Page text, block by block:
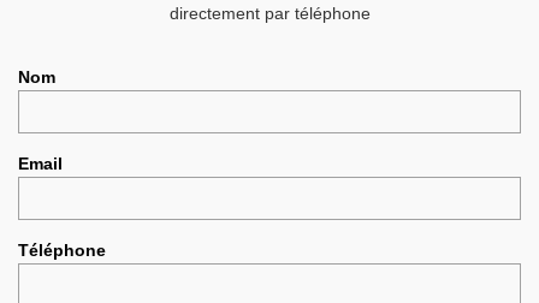
directement par téléphone
Nom
Email
Téléphone